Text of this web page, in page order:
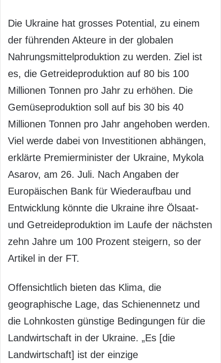
Die Ukraine hat grosses Potential, zu einem
der führenden Akteure in der globalen
Nahrungsmittelproduktion zu werden. Ziel ist
es, die Getreideproduktion auf 80 bis 100
Millionen Tonnen pro Jahr zu erhöhen. Die
Gemüseproduktion soll auf bis 30 bis 40
Millionen Tonnen pro Jahr angehoben werden.
Viel werde dabei von Investitionen abhängen,
erklärte Premierminister der Ukraine, Mykola
Asarov, am 26. Juli. Nach Angaben der
Europäischen Bank für Wiederaufbau und
Entwicklung könnte die Ukraine ihre Ölsaat-
und Getreideproduktion im Laufe der nächsten
zehn Jahre um 100 Prozent steigern, so der
Artikel in der FT.
Offensichtlich bieten das Klima, die
geographische Lage, das Schienennetz und
die Lohnkosten günstige Bedingungen für die
Landwirtschaft in der Ukraine. „Es [die
Landwirtschaft] ist der einzige